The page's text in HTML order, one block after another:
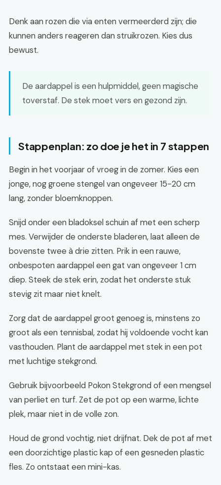
Denk aan rozen die via enten vermeerderd zijn; die
kunnen anders reageren dan struikrozen. Kies dus
bewust.
De aardappel is een hulpmiddel, geen magische
toverstaf. De stek moet vers en gezond zijn.
Stappenplan: zo doe je het in 7 stappen
Begin in het voorjaar of vroeg in de zomer. Kies een
jonge, nog groene stengel van ongeveer 15-20 cm
lang, zonder bloemknoppen.
Snijd onder een bladoksel schuin af met een scherp
mes. Verwijder de onderste bladeren, laat alleen de
bovenste twee à drie zitten. Prik in een rauwe,
onbespoten aardappel een gat van ongeveer 1 cm
diep. Steek de stek erin, zodat het onderste stuk
stevig zit maar niet knelt.
Zorg dat de aardappel groot genoeg is, minstens zo
groot als een tennisbal, zodat hij voldoende vocht kan
vasthouden. Plant de aardappel met stek in een pot
met luchtige stekgrond.
Gebruik bijvoorbeeld Pokon Stekgrond of een mengsel
van perliet en turf. Zet de pot op een warme, lichte
plek, maar niet in de volle zon.
Houd de grond vochtig, niet drijfnat. Dek de pot af met
een doorzichtige plastic kap of een gesneden plastic
fles. Zo ontstaat een mini-kas.